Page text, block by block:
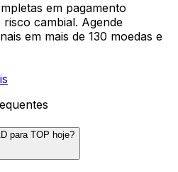
em pagamento
cambial. Agende
em mais de 130 moedas e
para TOP hoje?